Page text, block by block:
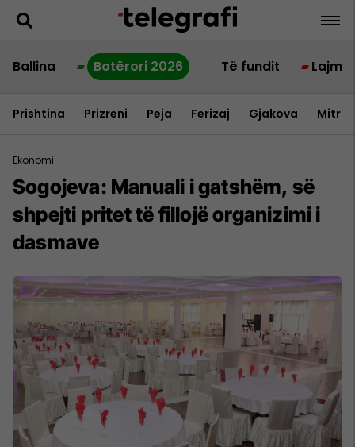
Ballina Botërori 2026 Të fundit Lajme
Prishtina Prizreni Peja Ferizaj Gjakova
Ekonomi
Sogojeva: Manuali i gatshëm, së
shpejti pritet të fillojë organizimi i
dasmave